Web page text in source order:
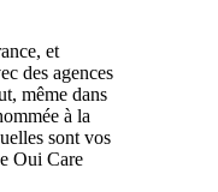
et
des agences
même dans
à la
sont vos
Oui Care